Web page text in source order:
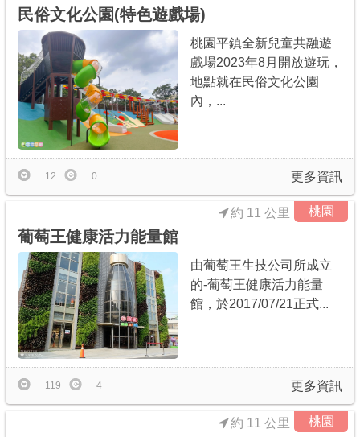
民俗文化公園(特色遊戲場)
桃園平鎮全新兒童共融遊
戲場2023年8月開放遊玩，
地點就在民俗文化公園
內，...
更多資訊
12 0
桃園
葡萄王健康活力能量館
約 11 公里
由葡萄王生技公司所成立
的-葡萄王健康活力能量
館，於2017/07/21正式...
更多資訊
119 4
桃園
約 11 公里